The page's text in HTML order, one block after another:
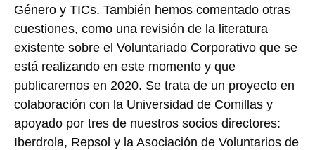
Género y TICs. También hemos comentado otras
cuestiones, como una revisión de la literatura
existente sobre el Voluntariado Corporativo que se
está realizando en este momento y que
publicaremos en 2020. Se trata de un proyecto en
colaboración con la Universidad de Comillas y
apoyado por tres de nuestros socios directores:
Iberdrola, Repsol y la Asociación de Voluntarios de